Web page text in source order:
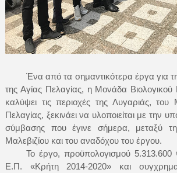
Ένα από τα σημαντικότερα έργα για
της Αγίας Πελαγίας, η Μονάδα
καλύψει τις περιοχές της Λυγαριάς,
Πελαγίας, ξεκινάει να υλοποιείται με την
σύμβασης που έγινε σήμερα, μεταξύ
Μαλεβιζίου και του αναδόχου του έργου.
Το έργο, προϋπολογισμού 5.313.600
Ε.Π. «Κρήτη 2014-2020» και